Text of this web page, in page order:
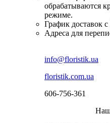
обрабатываются
режиме.
График доставок
Адреса для
info@floristik.ua
floristik.com.ua
606-756-361